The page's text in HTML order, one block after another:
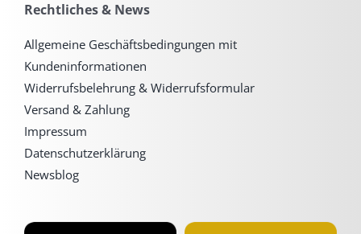
Rechtliches & News
Allgemeine Geschäftsbedingungen mit
Kundeninformationen
Widerrufsbelehrung & Widerrufsformular
Versand & Zahlung
Impressum
Datenschutzerklärung
Newsblog